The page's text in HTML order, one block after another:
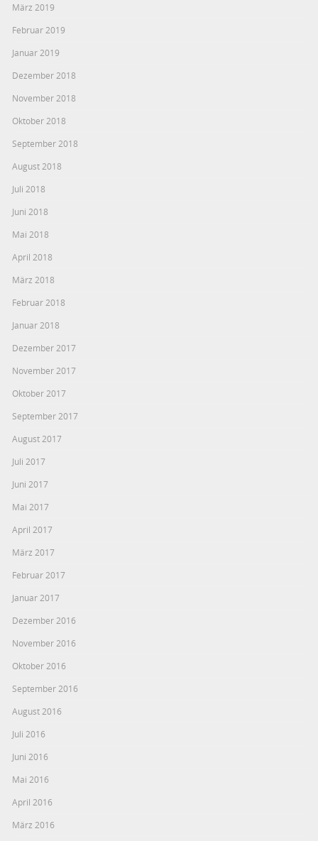
März 2019
Februar 2019
Januar 2019
Dezember 2018
November 2018
Oktober 2018
September 2018
August 2018
Juli 2018
Juni 2018
Mai 2018
April 2018
März 2018
Februar 2018
Januar 2018
Dezember 2017
November 2017
Oktober 2017
September 2017
August 2017
Juli 2017
Juni 2017
Mai 2017
April 2017
März 2017
Februar 2017
Januar 2017
Dezember 2016
November 2016
Oktober 2016
September 2016
August 2016
Juli 2016
Juni 2016
Mai 2016
April 2016
März 2016